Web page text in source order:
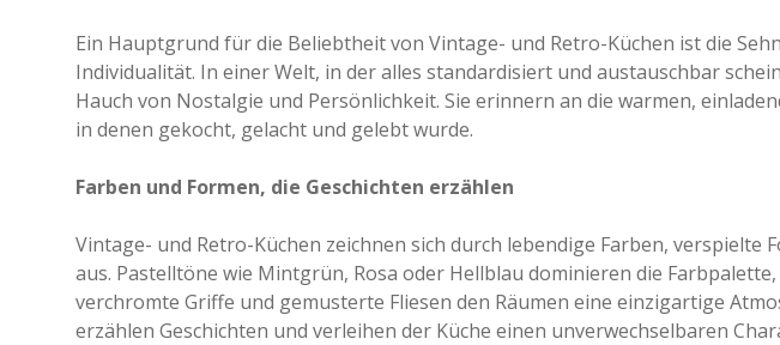
Ein Hauptgrund für die Beliebtheit von Vintage- und Retro-Küchen ist die
Individualität. In einer Welt, in der alles standardisiert und austauschbar
Hauch von Nostalgie und Persönlichkeit. Sie erinnern an die warmen,
in denen gekocht, gelacht und gelebt wurde.
Farben und Formen, die Geschichten erzählen
Vintage- und Retro-Küchen zeichnen sich durch lebendige Farben, verspielte
aus. Pastelltöne wie Mintgrün, Rosa oder Hellblau dominieren die
verchromte Griffe und gemusterte Fliesen den Räumen eine einzigartige
erzählen Geschichten und verleihen der Küche einen unverwechselbaren